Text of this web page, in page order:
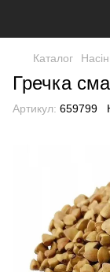
Каталог
Гречка
Артикул: 659799